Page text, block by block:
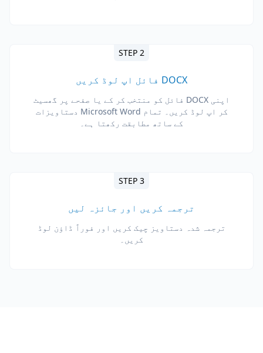
STEP 2
DOCX فائل اپ لوڈ کریں
اپنی DOCX فائل کو منتخب کر کے یا صفحے پر گھسیٹ
کر اپ لوڈ کریں۔ تمام Microsoft Word دستاویزات
کے ساتھ مطابقت رکھتا ہے۔
STEP 3
ترجمہ کریں اور جائزہ لیں
ترجمہ شدہ دستاویز چیک کریں اور فوراً ڈاؤن لوڈ
کریں۔